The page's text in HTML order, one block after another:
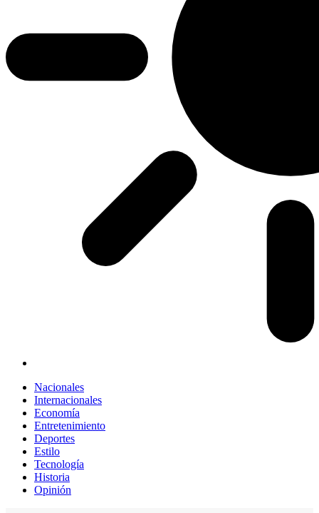
Nacionales
Internacionales
Economía
Entretenimiento
Deportes
Estilo
Tecnología
Historia
Opinión